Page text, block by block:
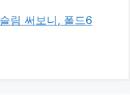
림 써보니, 폴드6